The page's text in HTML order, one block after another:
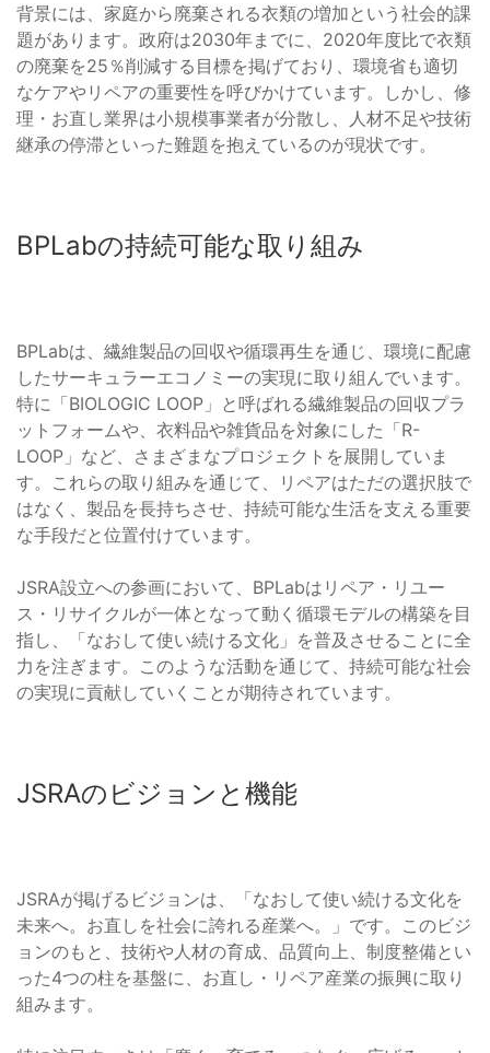
背景には、家庭から廃棄される衣類の増加という社会的課
題があります。政府は2030年までに、2020年度比で衣類
の廃棄を25％削減する目標を掲げており、環境省も適切
なケアやリペアの重要性を呼びかけています。しかし、修
理・お直し業界は小規模事業者が分散し、人材不足や技術
継承の停滞といった難題を抱えているのが現状です。
BPLabの持続可能な取り組み
BPLabは、繊維製品の回収や循環再生を通じ、環境に配慮
したサーキュラーエコノミーの実現に取り組んでいます。
特に「BIOLOGIC LOOP」と呼ばれる繊維製品の回収プラ
ットフォームや、衣料品や雑貨品を対象にした「R-
LOOP」など、さまざまなプロジェクトを展開していま
す。これらの取り組みを通じて、リペアはただの選択肢で
はなく、製品を長持ちさせ、持続可能な生活を支える重要
な手段だと位置付けています。
JSRA設立への参画において、BPLabはリペア・リユー
ス・リサイクルが一体となって動く循環モデルの構築を目
指し、「なおして使い続ける文化」を普及させることに全
力を注ぎます。このような活動を通じて、持続可能な社会
の実現に貢献していくことが期待されています。
JSRAのビジョンと機能
JSRAが掲げるビジョンは、「なおして使い続ける文化を
未来へ。お直しを社会に誇れる産業へ。」です。このビジ
ョンのもと、技術や人材の育成、品質向上、制度整備とい
った4つの柱を基盤に、お直し・リペア産業の振興に取り
組みます。